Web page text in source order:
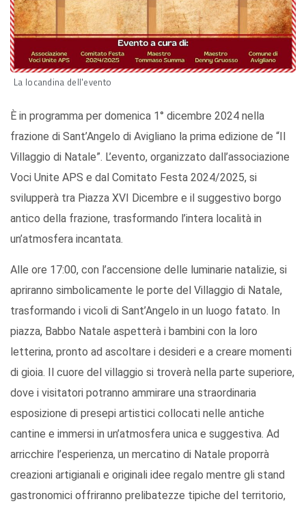
La locandina dell'evento
È in programma per domenica 1° dicembre 2024 nella
frazione di Sant’Angelo di Avigliano la prima edizione de “Il
Villaggio di Natale”. L’evento, organizzato dall’associazione
Voci Unite APS e dal Comitato Festa 2024/2025, si
svilupperà tra Piazza XVI Dicembre e il suggestivo borgo
antico della frazione, trasformando l’intera località in
un’atmosfera incantata.
Alle ore 17:00, con l’accensione delle luminarie natalizie, si
apriranno simbolicamente le porte del Villaggio di Natale,
trasformando i vicoli di Sant’Angelo in un luogo fatato. In
piazza, Babbo Natale aspetterà i bambini con la loro
letterina, pronto ad ascoltare i desideri e a creare momenti
di gioia. Il cuore del villaggio si troverà nella parte superiore,
dove i visitatori potranno ammirare una straordinaria
esposizione di presepi artistici collocati nelle antiche
cantine e immersi in un’atmosfera unica e suggestiva. Ad
arricchire l’esperienza, un mercatino di Natale proporrà
creazioni artigianali e originali idee regalo mentre gli stand
gastronomici offriranno prelibatezze tipiche del territorio,